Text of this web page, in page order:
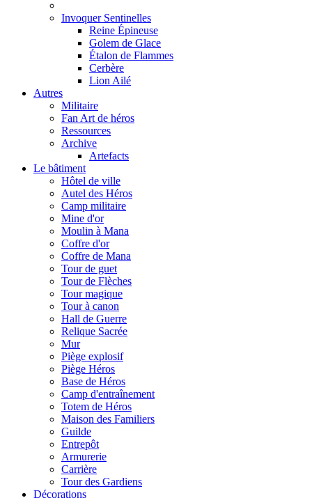
Invoquer Sentinelles
Reine Épineuse
Golem de Glace
Étalon de Flammes
Cerbère
Lion Ailé
Autres
Militaire
Fan Art de héros
Ressources
Archive
Artefacts
Le bâtiment
Hôtel de ville
Autel des Héros
Camp militaire
Mine d'or
Moulin à Mana
Coffre d'or
Coffre de Mana
Tour de guet
Tour de Flèches
Tour magique
Tour à canon
Hall de Guerre
Relique Sacrée
Mur
Piège explosif
Piège Héros
Base de Héros
Camp d'entraînement
Totem de Héros
Maison des Familiers
Guilde
Entrepôt
Armurerie
Carrière
Tour des Gardiens
Décorations